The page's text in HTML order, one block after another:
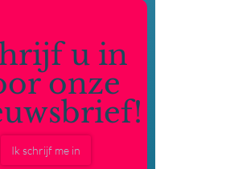
u in
onze
Ik schrijf me in